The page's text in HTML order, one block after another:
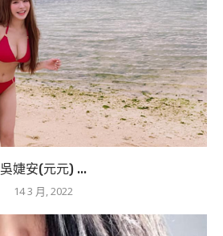
吳婕安(元元) ...
14 3 月, 2022